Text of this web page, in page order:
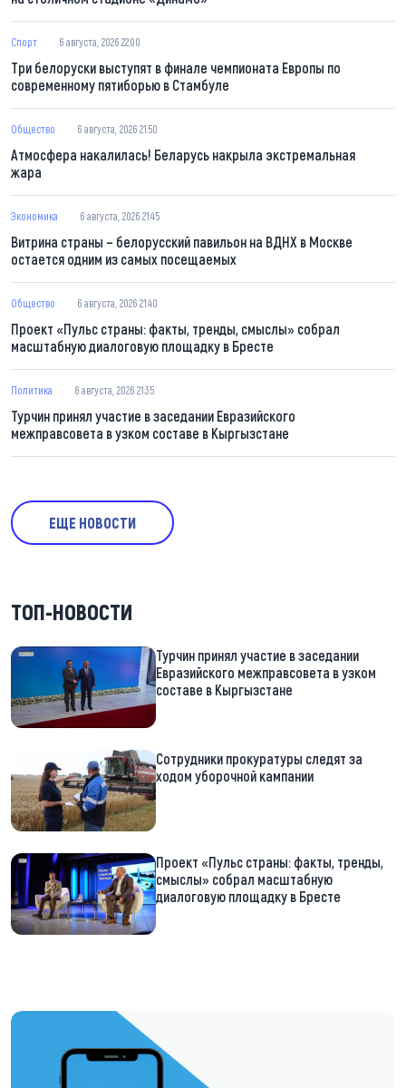
Спорт 6 августа, 2026 22:00
Три белоруски выступят в финале чемпионата Европы по
современному пятиборью в Стамбуле
Общество 6 августа, 2026 21:50
Атмосфера накалилась! Беларусь накрыла экстремальная
жара
Экономика 6 августа, 2026 21:45
Витрина страны – белорусский павильон на ВДНХ в Москве
остается одним из самых посещаемых
Общество 6 августа, 2026 21:40
Проект «Пульс страны: факты, тренды, смыслы» собрал
масштабную диалоговую площадку в Бресте
Политика 6 августа, 2026 21:35
Турчин принял участие в заседании Евразийского
межправсовета в узком составе в Кыргызстане
ЕЩЕ НОВОСТИ
ТОП-НОВОСТИ
Турчин принял участие в заседании
Евразийского межправсовета в узком
составе в Кыргызстане
Сотрудники прокуратуры следят за
ходом уборочной кампании
Проект «Пульс страны: факты, тренды,
смыслы» собрал масштабную
диалоговую площадку в Бресте
https://t.me/minskctvby